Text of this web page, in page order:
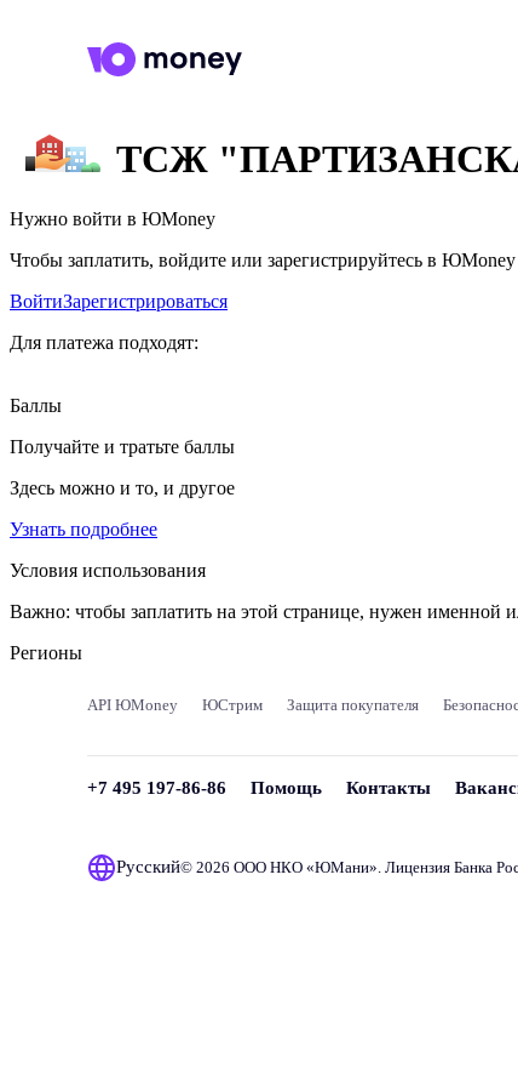
ТСЖ
Нужно войти в ЮMoney
Чтобы заплатить, войдите или зарегистрируйтесь в ЮMoney
ВойтиЗарегистрироваться
Для платежа подходят:
Баллы
Получайте и тратьте баллы
Здесь можно и то, и другое
Узнать подробнее
Условия использования
Важно: чтобы заплатить на этой странице, нужен
Регионы
API ЮMoney ЮСтрим Защита покупателя
+7 495 197-86-86 Помощь Контакты
Русский© 2026 ООО НКО «ЮМани». Лицензия Банка